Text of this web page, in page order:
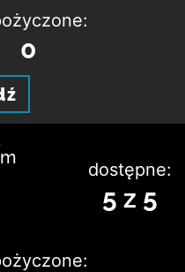
0
dostępne:
5 z 5